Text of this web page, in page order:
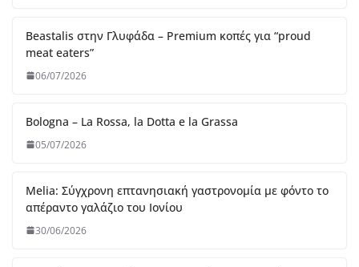
Beastalis στην Γλυφάδα – Premium κοπές για “proud
meat eaters”
06/07/2026
Bologna – La Rossa, la Dotta e la Grassa
05/07/2026
Melia: Σύγχρονη επτανησιακή γαστρονομία με φόντο το
απέραντο γαλάζιο του Ιονίου
30/06/2026